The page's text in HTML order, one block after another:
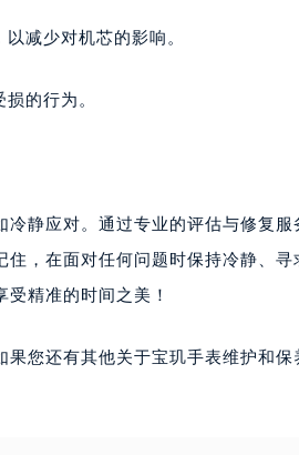
减少对机芯的影响。
的行为。
静应对。通过专业的评估与修复
，在面对任何问题时保持冷静、
精准的时间之美！
果您还有其他关于宝玑手表维护和